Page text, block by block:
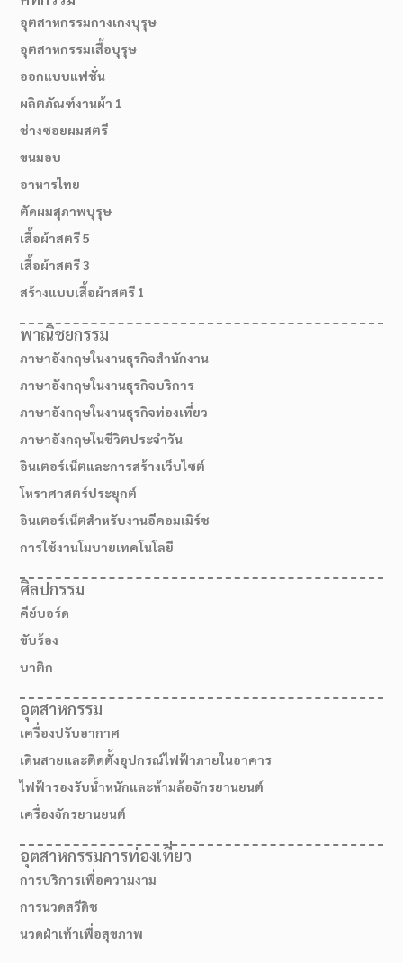
สมัครเรียน
เส้นทางมาโรงเรียน
อุตสาหกรรมกางเกงบุรุษ
อุตสาหกรรมเสื้อบุรุษ
ออกแบบแฟชั่น
ผลิตภัณฑ์งานผ้า 1
ช่างซอยผมสตรี
ขนมอบ
อาหารไทย
ตัดผมสุภาพบุรุษ
เสื้อผ้าสตรี 5
เสื้อผ้าสตรี 3
สร้างแบบเสื้อผ้าสตรี 1
พาณิชยกรรม
ภาษาอังกฤษในงานธุรกิจสำนักงาน
ภาษาอังกฤษในงานธุรกิจบริการ
ภาษาอังกฤษในงานธุรกิจท่องเที่ยว
ภาษาอังกฤษในชีวิตประจำวัน
อินเตอร์เน็ตและการสร้างเว็บไซต์
โหราศาสตร์ประยุกต์
อินเตอร์เน็ตสำหรับงานอีคอมเมิร์ช
การใช้งานโมบายเทคโนโลยี
ศิลปกรรม
คีย์บอร์ด
ขับร้อง
บาติก
อุตสาหกรรม
เครื่องปรับอากาศ
เดินสายและติดตั้งอุปกรณ์ไฟฟ้าภายในอาคาร
ไฟฟ้ารองรับน้ำหนักและห้ามล้อจักรยานยนต์
เครื่องจักรยานยนต์
อุตสาหกรรมการท่องเที่ยว
การบริการเพื่อความงาม
การนวดสวีดิช
นวดฝ่าเท้าเพื่อสุขภาพ